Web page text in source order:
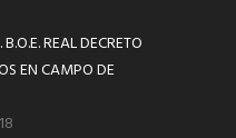
REAL DECRETO
EN CAMPO DE